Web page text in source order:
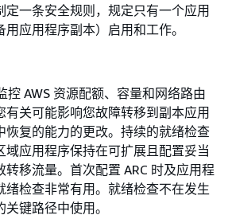
定一条安全规则，规定只有一个应用
应用程序副本）启用和工作。
控 AWS 资源配额、容量和网络路由
有关可能影响您故障转移到副本应用
恢复的能力的更改。持续的就绪检查
域应用程序保持在可扩展且配置妥当
转移流量。首次配置 ARC 时及应用程
绪检查非常有用。就绪检查不在发生
键路径中使用。